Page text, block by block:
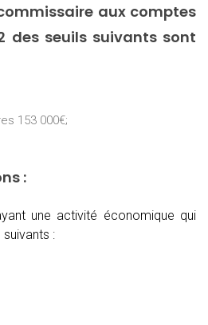
aux comptes
des seuils suivants sont
153 000€;
:
une activité économique qui
: